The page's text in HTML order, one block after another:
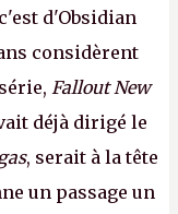
d'Obsidian
considèrent
Fallout New
déjà dirigé le
, serait à la tête
un passage un